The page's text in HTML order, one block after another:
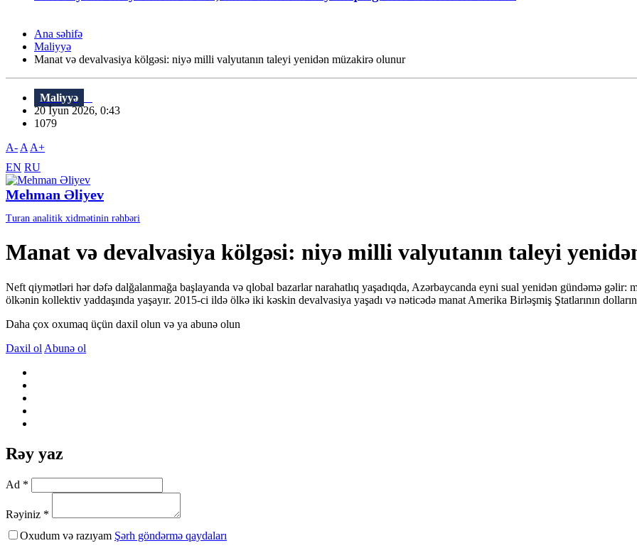
Ana səhifə
Maliyyə
Manat və devalvasiya kölgəsi: niyə milli valyutanın taleyi yenidən müzakirə olunur
Maliyyə
20 İyun 2026, 0:43
1079
A- A A+
EN RU
Mehman Əliyev
Turan analitik xidmətinin rəhbəri
Manat və devalvasiya kölgəsi: niyə milli valyutanın taleyi
Neft qiymətləri hər dəfə dalğalanmağa başlayanda və qlobal bazarlar narahatlıq yaşadıqda, Azərbaycanda eyni sual yenidən gündəmə
ölkənin kollektiv yaddaşında yaşayır. 2015-ci ildə ölkə iki kəskin devalvasiya yaşadı və nəticədə manat Amerika Birləşmiş Ştatlarının
Daha çox oxumaq üçün daxil olun və ya abunə olun
Daxil ol Abunə ol
Rəy yaz
Ad *
Rəyiniz *
Oxudum və razıyam Şərh göndərmə qaydaları